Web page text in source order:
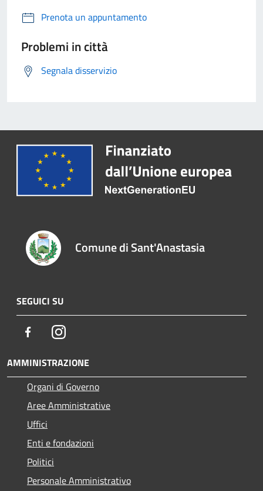
Prenota un appuntamento
Problemi in città
Segnala disservizio
Comune di Sant'Anastasia
SEGUICI SU
FacebookInstagram
AMMINISTRAZIONE
Organi di Governo
Aree Amministrative
Uffici
Enti e fondazioni
Politici
Personale Amministrativo